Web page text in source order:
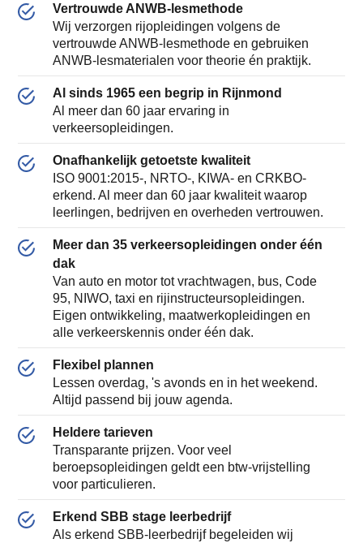
Vertrouwde ANWB-lesmethode
Wij verzorgen rijopleidingen volgens de
vertrouwde ANWB-lesmethode en gebruiken
ANWB-lesmaterialen voor theorie én praktijk.
Al sinds 1965 een begrip in Rijnmond
Al meer dan 60 jaar ervaring in
verkeersopleidingen.
Onafhankelijk getoetste kwaliteit
ISO 9001:2015-, NRTO-, KIWA- en CRKBO-
erkend. Al meer dan 60 jaar kwaliteit waarop
leerlingen, bedrijven en overheden vertrouwen.
Meer dan 35 verkeersopleidingen onder één
dak
Van auto en motor tot vrachtwagen, bus, Code
95, NIWO, taxi en rijinstructeursopleidingen.
Eigen ontwikkeling, maatwerkopleidingen en
alle verkeerskennis onder één dak.
Flexibel plannen
Lessen overdag, 's avonds en in het weekend.
Altijd passend bij jouw agenda.
Heldere tarieven
Transparante prijzen. Voor veel
beroepsopleidingen geldt een btw-vrijstelling
voor particulieren.
Erkend SBB stage leerbedrijf
Als erkend SBB-leerbedrijf begeleiden wij